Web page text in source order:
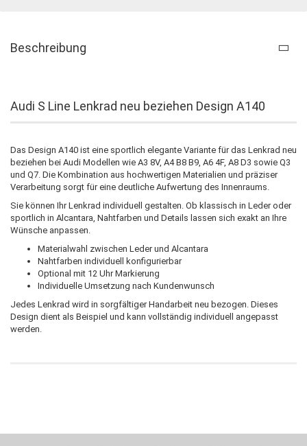
Beschreibung
Audi S Line Lenkrad neu beziehen Design A140
Das Design A140 ist eine sportlich elegante Variante für das Lenkrad neu
beziehen bei Audi Modellen wie A3 8V, A4 B8 B9, A6 4F, A8 D3 sowie Q3
und Q7. Die Kombination aus hochwertigen Materialien und präziser
Verarbeitung sorgt für eine deutliche Aufwertung des Innenraums.
Sie können Ihr Lenkrad individuell gestalten. Ob klassisch in Leder oder
sportlich in Alcantara, Nahtfarben und Details lassen sich exakt an Ihre
Wünsche anpassen.
Materialwahl zwischen Leder und Alcantara
Nahtfarben individuell konfigurierbar
Optional mit 12 Uhr Markierung
Individuelle Umsetzung nach Kundenwunsch
Jedes Lenkrad wird in sorgfältiger Handarbeit neu bezogen. Dieses
Design dient als Beispiel und kann vollständig individuell angepasst
werden.